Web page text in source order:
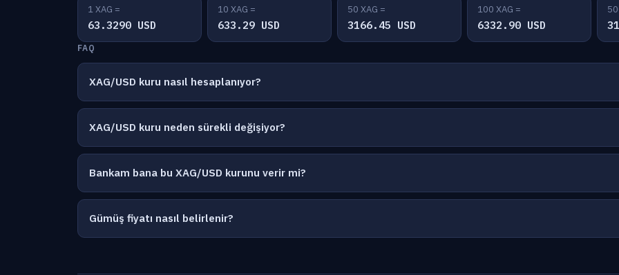
1 XAG =
63.3290 USD
10 XAG =
633.29 USD
50 XAG =
3166.45 USD
100 XAG =
6332.90 USD
FAQ
XAG/USD kuru nasıl hesaplanıyor?
XAG/USD kuru neden sürekli değişiyor?
Bankam bana bu XAG/USD kurunu verir mi?
Gümüş fiyatı nasıl belirlenir?